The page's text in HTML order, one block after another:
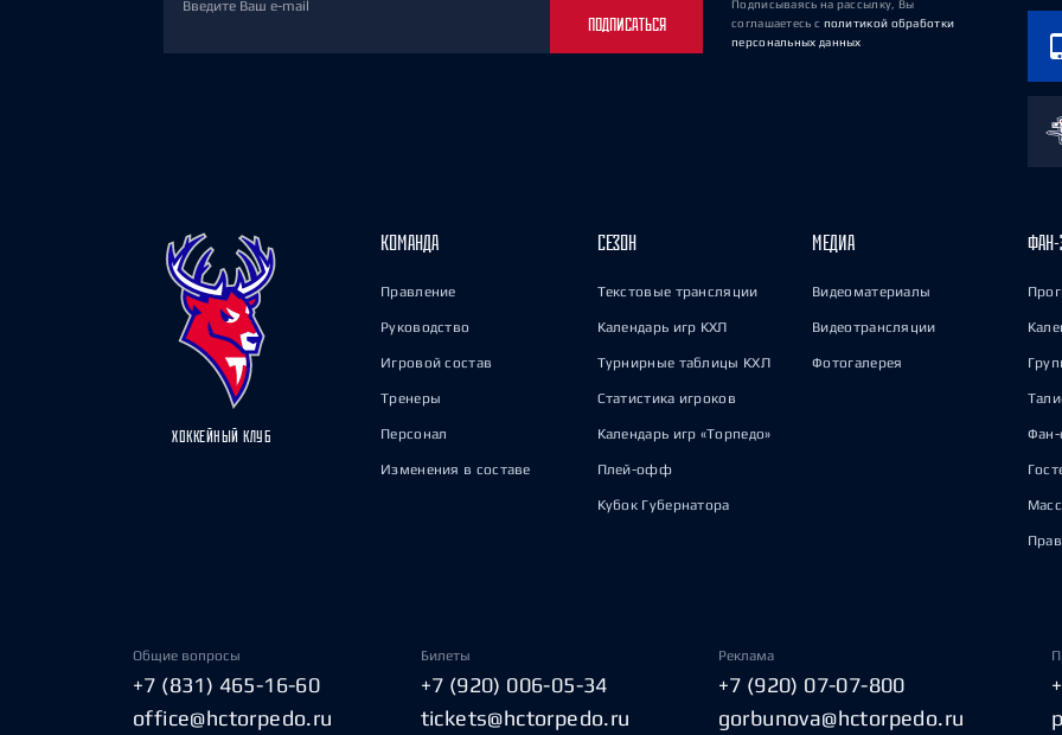
Введите Ваш e-mail
ПОДПИСАТЬСЯ
Подписываясь на рассылку, Вы
соглашаетесь с политикой обработки
персональных данных
ХОККЕЙНЫЙ КЛУБ
КОМАНДА
Правление
Руководство
Игровой состав
Тренеры
Персонал
Изменения в составе
СЕЗОН
Текстовые трансляции
Календарь игр КХЛ
Турнирные таблицы КХЛ
Статистика игроков
Календарь игр «Торпедо»
Плей-офф
Кубок Губернатора
МЕДИА
Видеоматериалы
Видеотрансляции
Фотогалерея
ФАН-
Фан-
Общие вопросы
+7 (831) 465-16-60
office@hctorpedo.ru
Билеты
+7 (920) 006-05-34
tickets@hctorpedo.ru
Реклама
+7 (920) 07-07-800
gorbunova@hctorpedo.ru